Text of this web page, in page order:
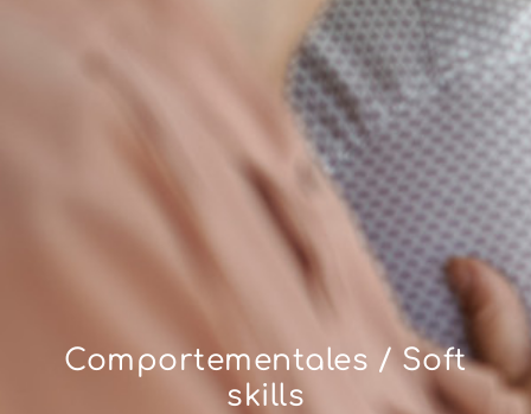
Comportementales / Soft
skills